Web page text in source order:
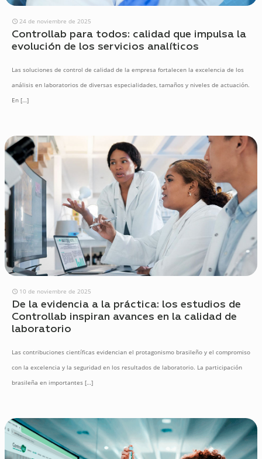
24 de noviembre de 2025
Controllab para todos: calidad que impulsa la
evolución de los servicios analíticos
Las soluciones de control de calidad de la empresa fortalecen la excelencia de los
análisis en laboratorios de diversas especialidades, tamaños y niveles de actuación.
En […]
10 de noviembre de 2025
De la evidencia a la práctica: los estudios de
Controllab inspiran avances en la calidad de
laboratorio
Las contribuciones científicas evidencian el protagonismo brasileño y el compromiso
con la excelencia y la seguridad en los resultados de laboratorio. La participación
brasileña en importantes […]